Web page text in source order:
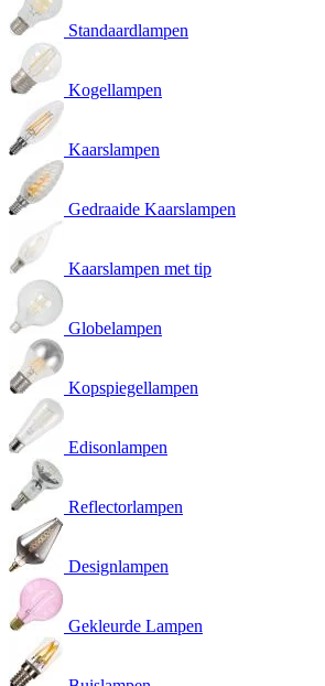
Standaardlampen
Kogellampen
Kaarslampen
Gedraaide Kaarslampen
Kaarslampen met tip
Globelampen
Kopspiegellampen
Edisonlampen
Reflectorlampen
Designlampen
Gekleurde Lampen